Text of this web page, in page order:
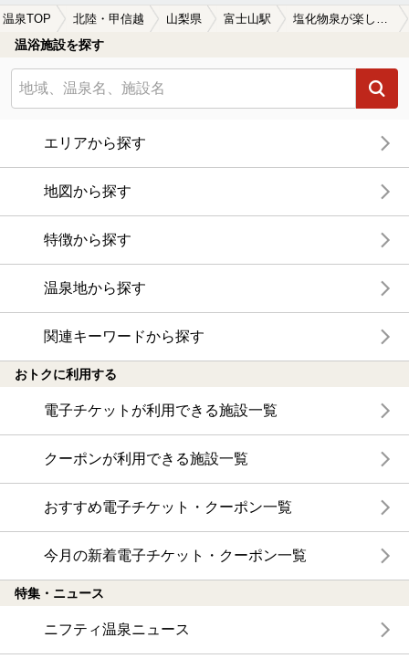
温泉TOP 北陸・甲信越 山梨県 富士山駅 塩化物泉が楽しめる富士山駅近くの温泉、日帰り温泉、スーパー銭湯おすすめ
温浴施設を探す
エリアから探す
地図から探す
特徴から探す
温泉地から探す
関連キーワードから探す
おトクに利用する
電子チケットが利用できる施設一覧
クーポンが利用できる施設一覧
おすすめ電子チケット・クーポン一覧
今月の新着電子チケット・クーポン一覧
特集・ニュース
ニフティ温泉ニュース